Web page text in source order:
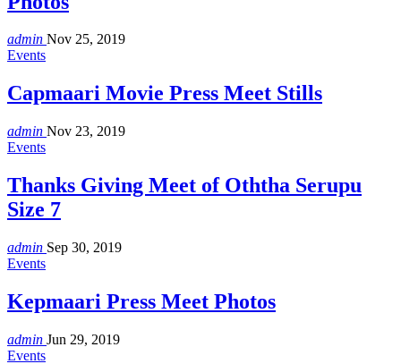
admin Nov 25, 2019
Events
Capmaari Movie Press Meet Stills
admin Nov 23, 2019
Events
Thanks Giving Meet of Oththa Serupu
Size 7
admin Sep 30, 2019
Events
Kepmaari Press Meet Photos
admin Jun 29, 2019
Events